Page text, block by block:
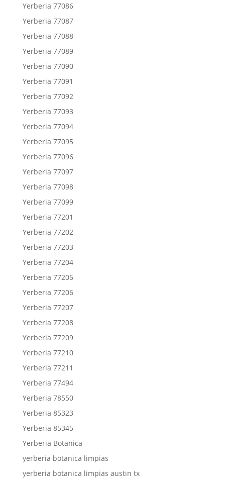
Yerberia 77086
Yerberia 77087
Yerberia 77088
Yerberia 77089
Yerberia 77090
Yerberia 77091
Yerberia 77092
Yerberia 77093
Yerberia 77094
Yerberia 77095
Yerberia 77096
Yerberia 77097
Yerberia 77098
Yerberia 77099
Yerberia 77201
Yerberia 77202
Yerberia 77203
Yerberia 77204
Yerberia 77205
Yerberia 77206
Yerberia 77207
Yerberia 77208
Yerberia 77209
Yerberia 77210
Yerberia 77211
Yerberia 77494
Yerberia 78550
Yerberia 85323
Yerberia 85345
Yerberia Botanica
yerberia botanica limpias
yerberia botanica limpias austin tx